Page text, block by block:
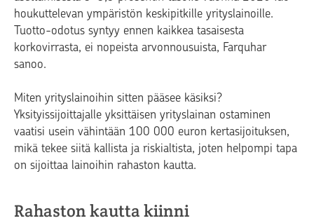
houkuttelevan ympäristön keskipitkille yrityslainoille.
Tuotto-odotus syntyy ennen kaikkea tasaisesta
korkovirrasta, ei nopeista arvonnousuista, Farquhar
sanoo.
Miten yrityslainoihin sitten pääsee käsiksi?
Yksityissijoittajalle yksittäisen yrityslainan ostaminen
vaatisi usein vähintään 100 000 euron kertasijoituksen,
mikä tekee siitä kallista ja riskialtista, joten helpompi tapa
on sijoittaa lainoihin rahaston kautta.
Rahaston kautta kiinni